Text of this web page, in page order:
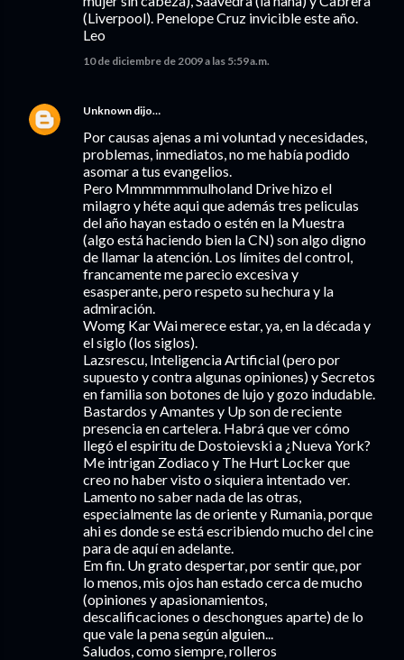
(Liverpool). Penelope Cruz invicible este año.
Leo
10 de diciembre de 2009 a las 5:59 a.m.
Unknown dijo…
Por causas ajenas a mi voluntad y necesidades,
problemas, inmediatos, no me había podido
asomar a tus evangelios.
Pero Mmmmmmmulholand Drive hizo el
milagro y héte aqui que además tres peliculas
del año hayan estado o estén en la Muestra
(algo está haciendo bien la CN) son algo digno
de llamar la atención. Los límites del control,
francamente me parecio excesiva y
esasperante, pero respeto su hechura y la
admiración.
Womg Kar Wai merece estar, ya, en la década y
el siglo (los siglos).
Lazsrescu, Inteligencia Artificial (pero por
supuesto y contra algunas opiniones) y Secretos
en familia son botones de lujo y gozo indudable.
Bastardos y Amantes y Up son de reciente
presencia en cartelera. Habrá que ver cómo
llegó el espiritu de Dostoievski a ¿Nueva York?
Me intrigan Zodiaco y The Hurt Locker que
creo no haber visto o siquiera intentado ver.
Lamento no saber nada de las otras,
especialmente las de oriente y Rumania, porque
ahi es donde se está escribiendo mucho del cine
para de aquí en adelante.
Em fin. Un grato despertar, por sentir que, por
lo menos, mis ojos han estado cerca de mucho
(opiniones y apasionamientos,
descalificaciones o deschongues aparte) de lo
que vale la pena según alguien...
Saludos, como siempre, rolleros